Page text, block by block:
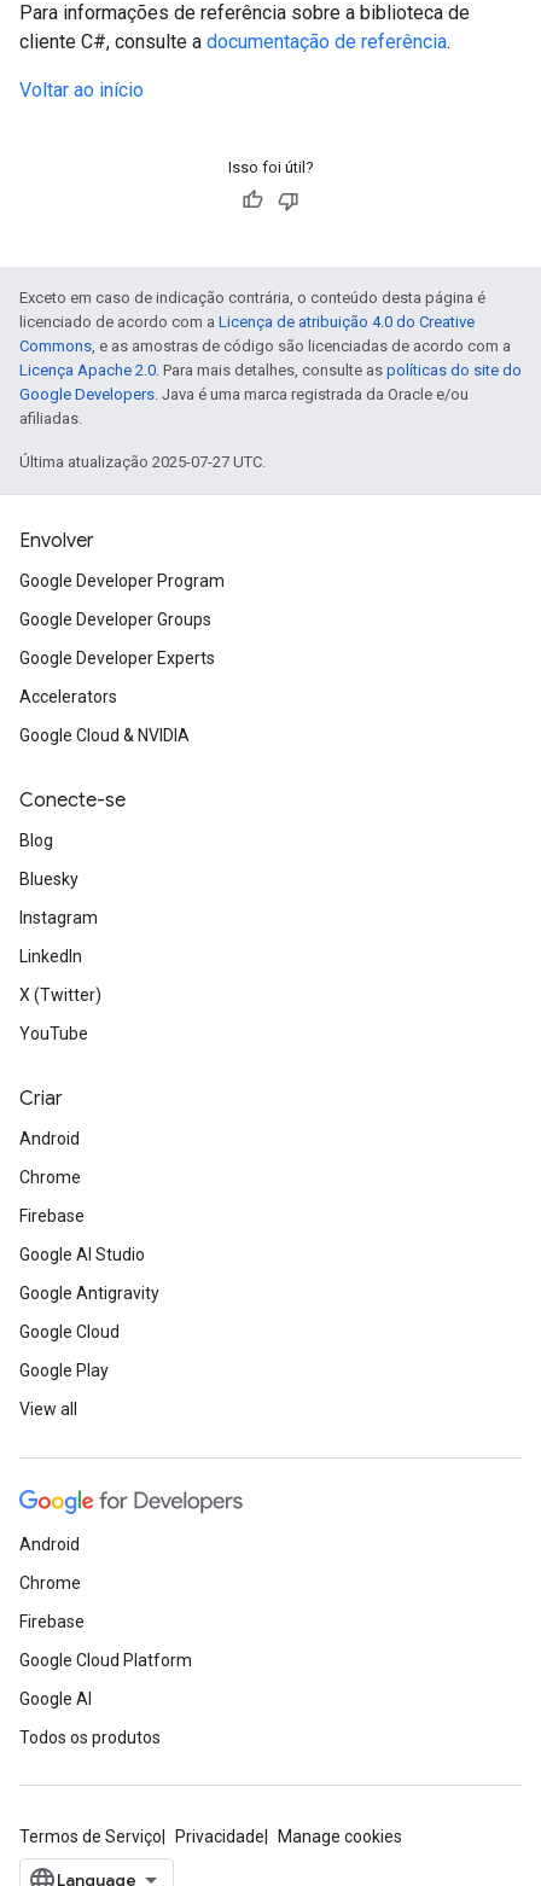
Para informações de referência sobre a biblioteca de
cliente C#, consulte a documentação de referência.
Voltar ao início
Isso foi útil?
Exceto em caso de indicação contrária, o conteúdo desta página é
licenciado de acordo com a Licença de atribuição 4.0 do Creative
Commons, e as amostras de código são licenciadas de acordo com a
Licença Apache 2.0. Para mais detalhes, consulte as políticas do site do
Google Developers. Java é uma marca registrada da Oracle e/ou
afiliadas.
Última atualização 2025-07-27 UTC.
Envolver
Google Developer Program
Google Developer Groups
Google Developer Experts
Accelerators
Google Cloud & NVIDIA
Conecte-se
Blog
Bluesky
Instagram
LinkedIn
X (Twitter)
YouTube
Criar
Android
Chrome
Firebase
Google AI Studio
Google Antigravity
Google Cloud
Google Play
View all
Android
Chrome
Firebase
Google Cloud Platform
Google AI
Todos os produtos
Termos de Serviço Privacidade Manage cookies